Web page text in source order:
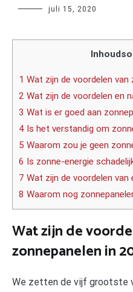
Author juli 15, 2020
1 Wat zijn de voordelen
2 Wat zijn de voordelen en
3 Wat is er goed aan
4 Is het verstandig om
5 Waarom zou je geen
6 Is zonne-energie
7 Wat zijn de voordelen van
8 Waarom nog
Wat zijn de
zonnepanelen in
We zetten de vijf grootste